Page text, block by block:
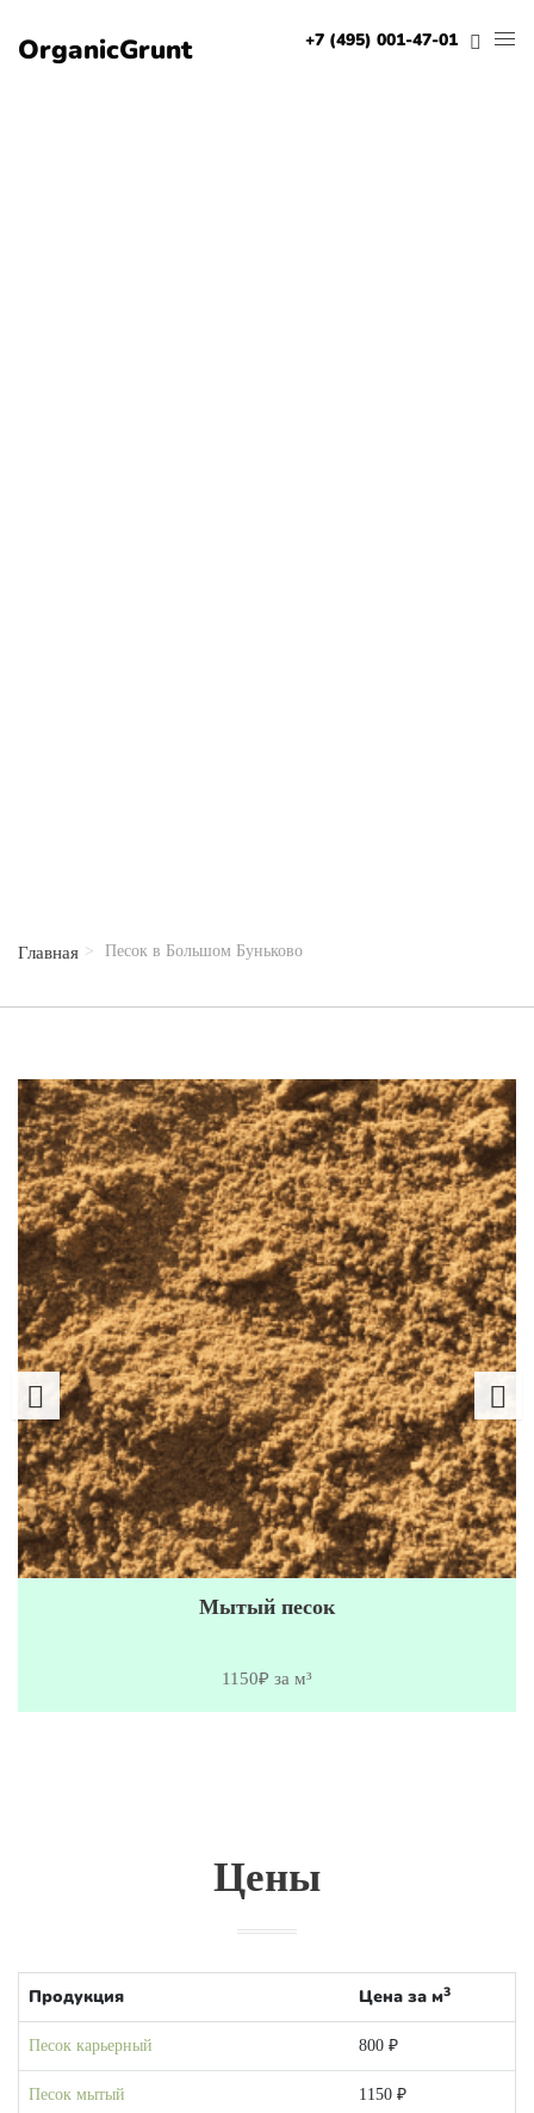
OrganicGrunt +7 (495) 001-47-01
Главная Песок в Большом Буньково
Мытый песок
1150₽ за м³
Цены
Продукция Цена за м3
Песок карьерный 800 ₽
Песок мытый 1150 ₽